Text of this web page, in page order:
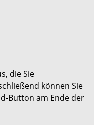
die Sie
können Sie
Button am Ende der